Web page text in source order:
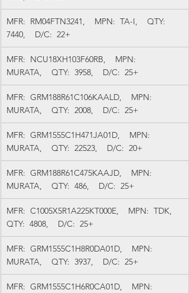
MFR:  RM04FTN3241,    MPN:  TA-I,    QTY:
7440,    D/C:  22+
MFR:  NCU18XH103F60RB,    MPN:
MURATA,    QTY:  3958,    D/C:  25+
MFR:  GRM188R61C106KAALD,    MPN:
MURATA,    QTY:  2008,    D/C:  25+
MFR:  GRM1555C1H471JA01D,    MPN:
MURATA,    QTY:  22523,    D/C:  20+
MFR:  GRM188R61C475KAAJD,    MPN:
MURATA,    QTY:  486,    D/C:  25+
MFR:  C1005X5R1A225KT000E,    MPN:  TDK,
QTY:  4808,    D/C:  25+
MFR:  GRM1555C1H8R0DA01D,    MPN:
MURATA,    QTY:  3937,    D/C:  25+
MFR:  GRM1555C1H6R0CA01D,    MPN: